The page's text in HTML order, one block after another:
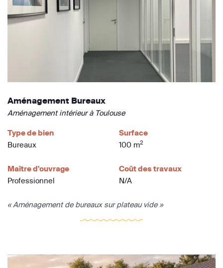
Aménagement Bureaux
Aménagement intérieur à Toulouse
Type de bien
Bureaux
Surface
100 m2
Maître d'ouvrage
Professionnel
Coût des travaux
N/A
« Aménagement de bureaux sur plateau vide »